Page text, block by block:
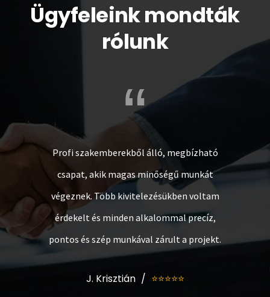
Ügyfeleink mondták
rólunk
“
Profi szakemberekből álló, megbízható
csapat, akik magas minőségű munkát
végeznek. Több kivitelezésükben voltam
érdekelt és minden alkalommal precíz,
pontos és szép munkával zárult a projekt.
J. Krisztián ⭐⭐⭐⭐⭐